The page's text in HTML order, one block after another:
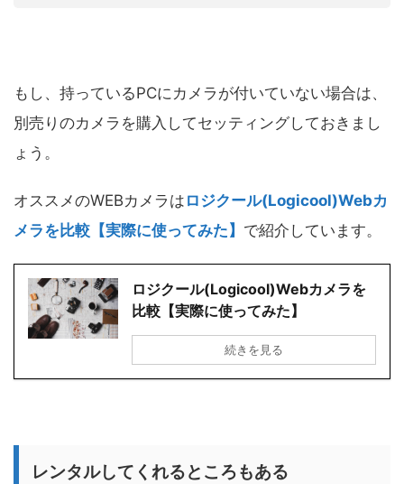
もし、持っているPCにカメラが付いていない場合は、
別売りのカメラを購入してセッティングしておきまし
ょう。
オススメのWEBカメラは ロジクール(Logicool)Webカ
メラを比較【実際に使ってみた】 で紹介しています。
ロジクール(Logicool)Webカメラを
比較【実際に使ってみた】
続きを見る
レンタルしてくれるところもある